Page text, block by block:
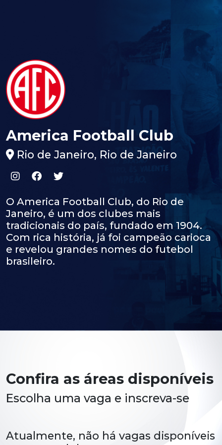
America Football Club
Rio de Janeiro, Rio de Janeiro
O America Football Club, do Rio de
Janeiro, é um dos clubes mais
tradicionais do país, fundado em 1904.
Com rica história, já foi campeão carioca
e revelou grandes nomes do futebol
brasileiro.
Confira as áreas disponíveis
Escolha uma vaga e inscreva-se
Atualmente, não há vagas disponíveis